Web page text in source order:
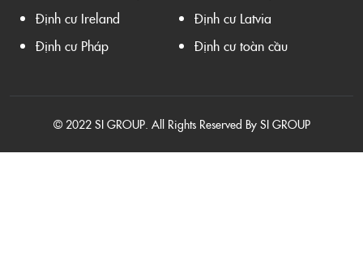
Định cư Ireland
Định cư Latvia
Định cư Pháp
Định cư toàn cầu
© 2022 SI GROUP. All Rights Reserved By SI GROUP